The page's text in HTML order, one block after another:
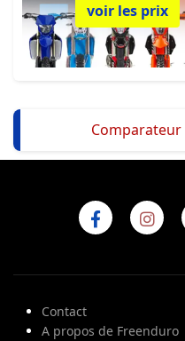
voir les prix
Contact
A propos de Freenduro